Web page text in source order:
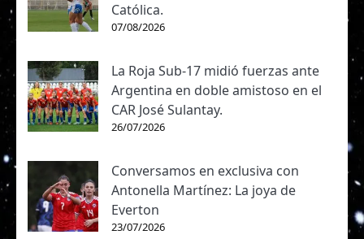
Católica.
07/08/2026
La Roja Sub-17 midió fuerzas ante
Argentina en doble amistoso en el
CAR José Sulantay.
26/07/2026
Conversamos en exclusiva con
Antonella Martínez: La joya de
Everton
23/07/2026